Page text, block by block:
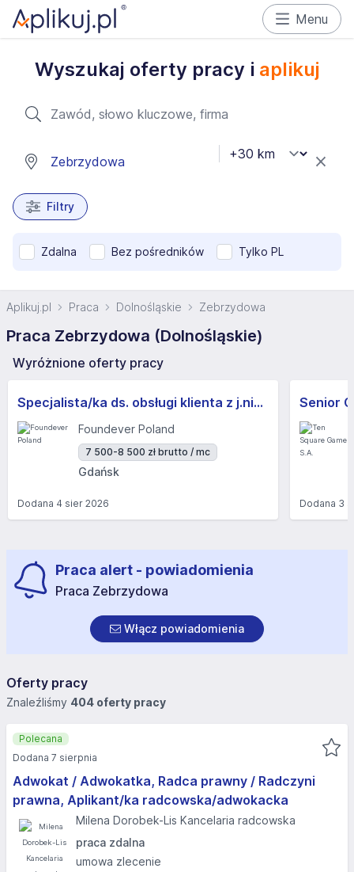
Menu
Wyszukaj oferty pracy i aplikuj
Filtry
Zdalna Bez pośredników Tylko PL
Aplikuj.pl Praca Dolnośląskie Zebrzydowa
Praca Zebrzydowa (Dolnośląskie)
Wyróżnione oferty pracy
Specjalista/ka ds. obsługi klienta z j.niemieckim
Foundever Poland
7 500-8 500 zł brutto / mc
Gdańsk
Dodana 4 sier 2026
Senior
Dodana 3
Praca alert - powiadomienia
Praca Zebrzydowa
Włącz powiadomienia
Oferty pracy
Znaleźliśmy 404 oferty pracy
Adwokat / Adwokatka, Radca prawny / Radczyni
prawna, Aplikant/ka radcowska/adwokacka
Milena Dorobek-Lis Kancelaria radcowska
praca zdalna
umowa zlecenie
Polecana
Dodana 7 sierpnia